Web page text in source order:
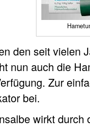
den seit vielen
nun auch die
Zur
bei.
wirkt durch